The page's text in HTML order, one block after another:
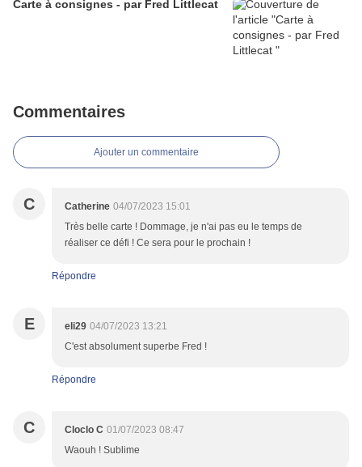
Carte à consignes - par Fred Littlecat
Commentaires
Ajouter un commentaire
C Catherine 04/07/2023 15:01
Très belle carte ! Dommage, je n'ai pas eu le temps de
réaliser ce défi ! Ce sera pour le prochain !
Répondre
E eli29 04/07/2023 13:21
C'est absolument superbe Fred !
Répondre
C Cloclo C 01/07/2023 08:47
Waouh ! Sublime